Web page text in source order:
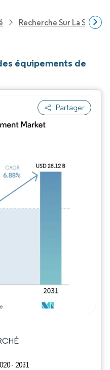
Recherche Sur La Santé
équipements de
Partager
- 2031